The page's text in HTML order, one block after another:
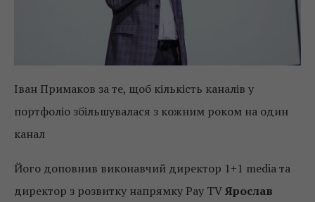
Іван Примаков за те, щоб кількість каналів у
портфоліо збільшувалася з кожним роком на один
канал
Його доповнив виконавчий директор 1+1 media та
директор з розвитку напрямку Pay TVЯрослав